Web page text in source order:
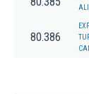
80.386